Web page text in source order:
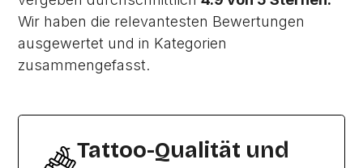
Wir haben die relevantesten Bewertungen
ausgewertet und in Kategorien
zusammengefasst.
Tattoo-Qualität und